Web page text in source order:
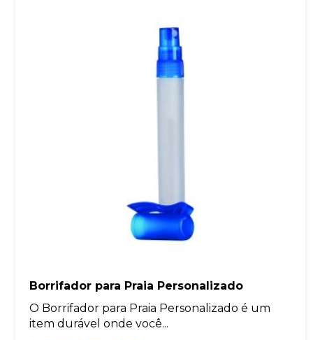
Borrifador para Praia Personalizado
O Borrifador para Praia Personalizado é um
item durável onde você...